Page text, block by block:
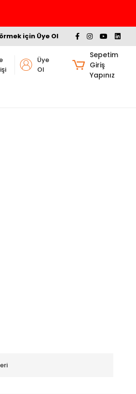
için Üye Ol
Üye
Ol
Sepetim
Giriş
Yapınız